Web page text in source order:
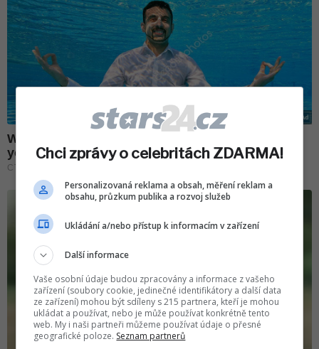
Chci zprávy o celebritách ZDARMA!
Personalizovaná reklama a obsah, měření reklam a
obsahu, průzkum publika a rozvoj služeb
Ukládání a/nebo přístup k informacím v zařízení
Další informace
Vaše osobní údaje budou zpracovány a informace z vašeho
zařízení (soubory cookie, jedinečné identifikátory a další data
ze zařízení) mohou být sdíleny s 215 partnera, kteří je mohou
ukládat a používat, nebo je může používat konkrétně tento
web. My i naši partneři můžeme používat údaje o přesné
geografické poloze. Seznam partnerů